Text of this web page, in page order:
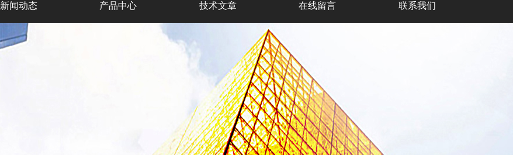
新闻动态 产品中心 技术文章 在线留言 联系我们